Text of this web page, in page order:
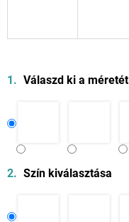
Válaszd ki a méretét
Szín kiválasztása